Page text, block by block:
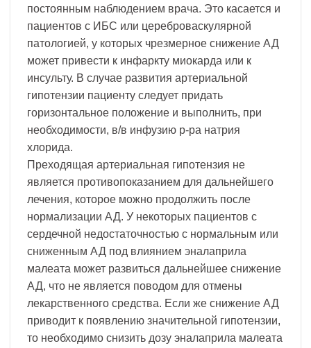
постоянным наблюдением врача. Это касается и
пациентов с ИБС или цереброваскулярной
патологией, у которых чрезмерное снижение АД
может привести к инфаркту миокарда или к
инсульту. В случае развития артериальной
гипотензии пациенту следует придать
горизонтальное положение и выполнить, при
необходимости, в/в инфузию р-ра натрия
хлорида.
Преходящая артериальная гипотензия не
является противопоказанием для дальнейшего
лечения, которое можно продолжить после
нормализации АД. У некоторых пациентов с
сердечной недостаточностью с нормальным или
сниженным АД под влиянием эналаприла
малеата может развиться дальнейшее снижение
АД, что не является поводом для отмены
лекарственного средства. Если же снижение АД
приводит к появлению значительной гипотензии,
то необходимо снизить дозу эналаприла малеата